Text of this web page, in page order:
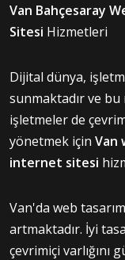
Van Bahçesaray
Sitesi Hizmetleri
Dijital dünya,
sunmaktadır ve
işletmeler de
yönetmek için Van
internet sitesi
Van'da web
artmaktadır. İyi
çevrimiçi varlığını